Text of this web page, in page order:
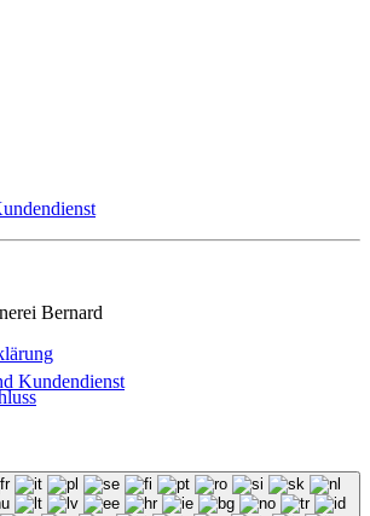
Kundendienst
Bernard